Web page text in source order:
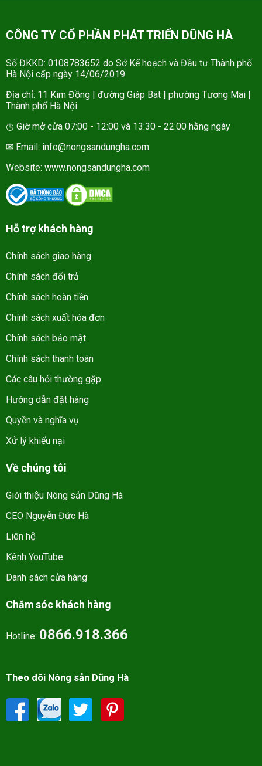
CÔNG TY CỔ PHẦN PHÁT TRIỂN DŨNG HÀ
Số ĐKKD: 0108783652 do Sở Kế hoạch và Đầu tư Thành phố
Hà Nội cấp ngày 14/06/2019
Địa chỉ: 11 Kim Đồng | đường Giáp Bát | phường Tương Mai |
Thành phố Hà Nội
◷ Giờ mở cửa 07:00 - 12:00 và 13:30 - 22:00 hằng ngày
✉ Email: info@nongsandungha.com
Website: www.nongsandungha.com
Hỗ trợ khách hàng
Chính sách giao hàng
Chính sách đổi trả
Chính sách hoàn tiền
Chính sách xuất hóa đơn
Chính sách bảo mật
Chính sách thanh toán
Các câu hỏi thường gặp
Hướng dẫn đặt hàng
Quyền và nghĩa vụ
Xử lý khiếu nại
Về chúng tôi
Giới thiệu Nông sản Dũng Hà
CEO Nguyễn Đức Hà
Liên hệ
Kênh YouTube
Danh sách cửa hàng
Chăm sóc khách hàng
Hotline: 0866.918.366
Theo dõi Nông sản Dũng Hà